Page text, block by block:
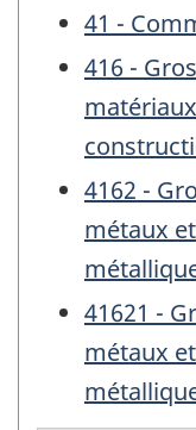
41 -
416 -
4162 -
métaux
41621 -
métaux